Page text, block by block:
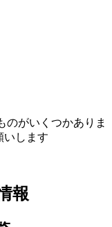
のがいくつかありま
いします
報